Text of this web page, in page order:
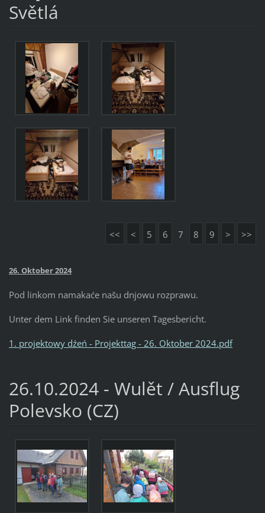
Světlá
<< < 5 6 7 8 9 > >>
26. Oktober 2024
Pod linkom namakaće našu dnjowu rozprawu.
Unter dem Link finden Sie unseren Tagesbericht.
1 . projektowy dźeń - Projekttag - 26. Oktober 2024.pdf
26.10.2024 - Wulět / Ausflug
Polevsko (CZ)